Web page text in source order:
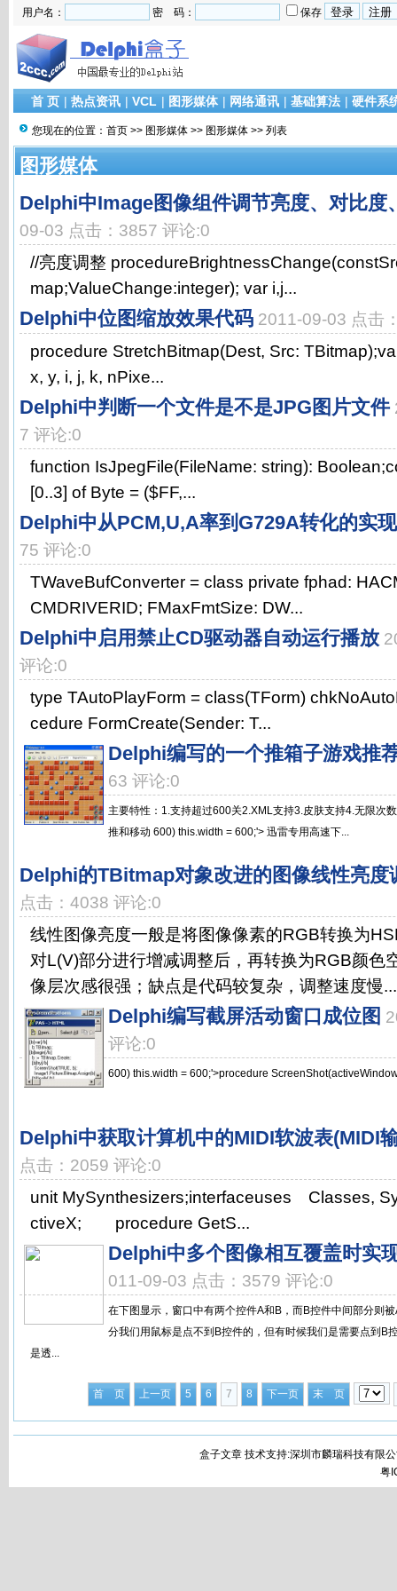
用户名： 密 码： 保存
首 页 | 热点资讯 | VCL | 图形媒体 | 网络通讯 | 基础算法 | 硬件系
您现在的位置： 首页 >> 图形媒体 >> 图形媒体 >> 列表
图形媒体
Delphi中Image图像组件调节亮度、对比度
09-03 点击：3857 评论:0
//亮度调整
map;ValueChange:integer); var i,j...
Delphi中位图缩放效果代码 2011-09-03 点击
procedure StretchBitmap(Dest, Src:
x, y, i, j, k, nPixe...
Delphi中判断一个文件是不是JPG图片文件
7 评论:0
function IsJpegFile(FileName: string):
[0..3] of Byte = ($FF,...
Delphi中从PCM,U,A率到G729A转化的实现
75 评论:0
TWaveBufConverter = class private fphad:
CMDRIVERID; FMaxFmtSize: DW...
Delphi中启用禁止CD驱动器自动运行播放
评论:0
type TAutoPlayForm = class(TForm)
cedure FormCreate(Sender: T...
Delphi编写的一个推箱子游戏推
63 评论:0
主要特性：1.支持超过600关2.XML支持3.皮肤支持4.无限次
推和移动 600) this.width = 600;'> 迅雷专用高速下...
Delphi的TBitmap对象改进的图像线性亮度
点击：4038 评论:0
线性图像亮度一般是将图像像素的RGB转换为
对L(V)部分进行增减调整后，再转换为RGB颜色
像层次感很强；缺点是代码较复杂，调整速度慢...
Delphi编写截屏活动窗口成位图
评论:0
600) this.width = 600;'>procedure
Delphi中获取计算机中的MIDI软波表(MIDI
点击：2059 评论:0
unit MySynthesizers;interfaceuses Classes,
ctiveX; procedure GetS...
Delphi中多个图像相互覆盖时实
011-09-03 点击：3579 评论:0
在下图显示，窗口中有两个控件A和B，而B控件中间部分则
分我们用鼠标是点不到B控件的，但有时候我们是需要点到B
是透...
首 页 上一页 5 6 7 8 下一页 末 页
盒子文章 技术支持:深圳市麟瑞科技有限
粤